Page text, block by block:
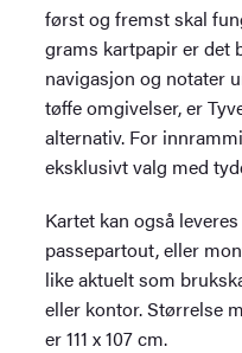
først og fremst skal
grams kartpapir er det
navigasjon og notater
tøffe omgivelser, er
alternativ. For
eksklusivt valg med
Kartet kan også
passepartout, eller
like aktuelt som
eller kontor. Størrelse
er 111 x 107 cm.